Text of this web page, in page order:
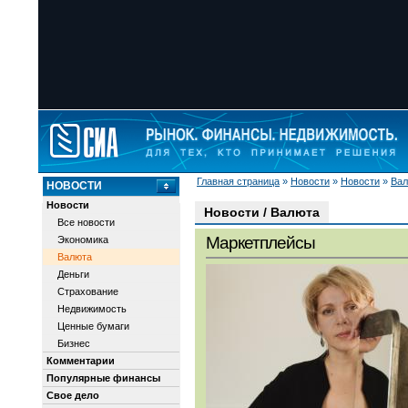
Главная страница » Новости » Новости »
НОВОСТИ
Новости
Все новости
Экономика
Валюта
Деньги
Страхование
Недвижимость
Ценные бумаги
Бизнес
Комментарии
Популярные финансы
Свое дело
Новости / Валюта
Маркетплейсы